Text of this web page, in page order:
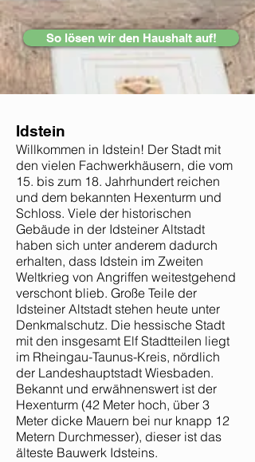
So lösen wir den Haushalt auf!
Idstein
Willkommen in Idstein! Der Stadt mit
den vielen Fachwerkhäusern, die vom
15. bis zum 18. Jahrhundert reichen
und dem bekannten Hexenturm und
Schloss. Viele der historischen
Gebäude in der Idsteiner Altstadt
haben sich unter anderem dadurch
erhalten, dass Idstein im Zweiten
Weltkrieg von Angriffen weitestgehend
verschont blieb. Große Teile der
Idsteiner Altstadt stehen heute unter
Denkmalschutz. Die hessische Stadt
mit den insgesamt Elf Stadtteilen liegt
im Rheingau-Taunus-Kreis, nördlich
der Landeshauptstadt Wiesbaden.
Bekannt und erwähnenswert ist der
Hexenturm (42 Meter hoch, über 3
Meter dicke Mauern bei nur knapp 12
Metern Durchmesser), dieser ist das
älteste Bauwerk Idsteins.